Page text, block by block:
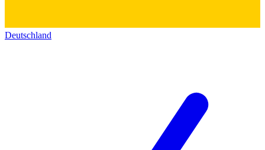
Deutschland